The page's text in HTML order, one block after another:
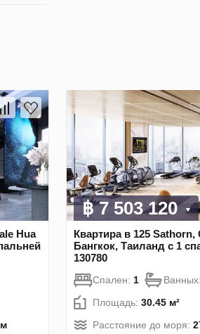
Hua
฿ 7 503 120
Квартира в 125 Sathorn,
Бангкок, Таиланд с 1
130780
Спален: 1 Ванных:
Площадь: 30.45 м²
Расстояние до моря: